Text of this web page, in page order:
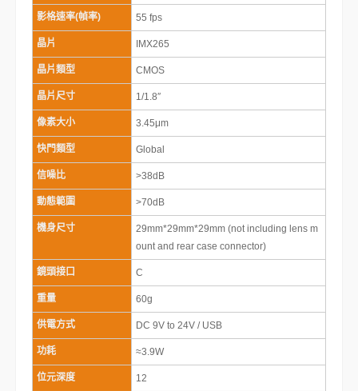
影格速率(幀率) 55 fps
晶片 IMX265
晶片類型 CMOS
晶片尺寸 1/1.8″
像素大小 3.45μm
快門類型 Global
信噪比 >38dB
動態範圍 >70dB
機身尺寸
29mm*29mm*29mm (not including lens m
ount and rear case connector)
鏡頭接口 C
重量 60g
供電方式 DC 9V to 24V / USB
功耗 ≈3.9W
位元深度 12